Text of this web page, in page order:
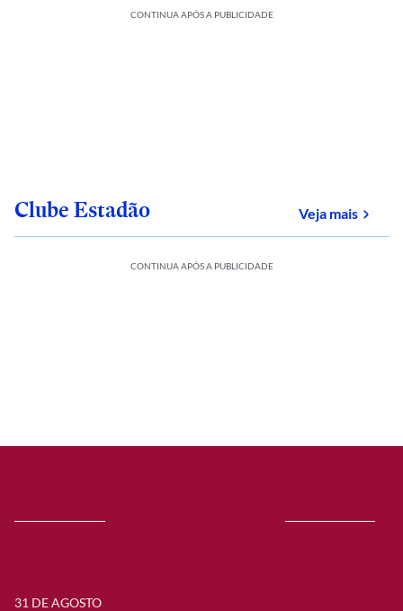
CONTINUA APÓS A PUBLICIDADE
Clube Estadão Veja maissobre
CONTINUA APÓS A PUBLICIDADE
31 DE AGOSTO